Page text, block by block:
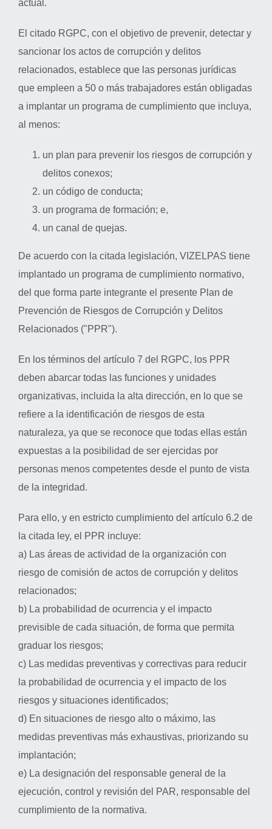
actual.
El citado RGPC, con el objetivo de prevenir, detectar y
sancionar los actos de corrupción y delitos
relacionados, establece que las personas jurídicas
que empleen a 50 o más trabajadores están obligadas
a implantar un programa de cumplimiento que incluya,
al menos:
un plan para prevenir los riesgos de corrupción y
delitos conexos;
un código de conducta;
un programa de formación; e,
un canal de quejas.
De acuerdo con la citada legislación, VIZELPAS tiene
implantado un programa de cumplimiento normativo,
del que forma parte integrante el presente Plan de
Prevención de Riesgos de Corrupción y Delitos
Relacionados ("PPR").
En los términos del artículo 7 del RGPC, los PPR
deben abarcar todas las funciones y unidades
organizativas, incluida la alta dirección, en lo que se
refiere a la identificación de riesgos de esta
naturaleza, ya que se reconoce que todas ellas están
expuestas a la posibilidad de ser ejercidas por
personas menos competentes desde el punto de vista
de la integridad.
Para ello, y en estricto cumplimiento del artículo 6.2 de
la citada ley, el PPR incluye:
a) Las áreas de actividad de la organización con
riesgo de comisión de actos de corrupción y delitos
relacionados;
b) La probabilidad de ocurrencia y el impacto
previsible de cada situación, de forma que permita
graduar los riesgos;
c) Las medidas preventivas y correctivas para reducir
la probabilidad de ocurrencia y el impacto de los
riesgos y situaciones identificados;
d) En situaciones de riesgo alto o máximo, las
medidas preventivas más exhaustivas, priorizando su
implantación;
e) La designación del responsable general de la
ejecución, control y revisión del PAR, responsable del
cumplimiento de la normativa.